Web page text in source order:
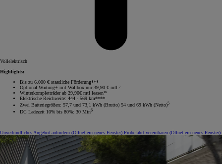
Vollelektrisch
Highlights:
Bis zu 6.000 € staatliche Förderung***
Optional Wartung+ mit Wallbox nur 39,90 € mtl.⁷
Winterkompletträder ab 29,90€ mtl leasen¹⁵
Elektrische Reichweite: 444 - 569 km****
Zwei Batteriegrößen: 57,7 und 73,1 kWh (Brutto) 54 und 69 kWh (Netto)5
DC Ladezeit 10% bis 80%: 30 Min6
Unverbindliches Angebot anfordern (Öffnet ein neues Fenster) Probefahrt vereinbaren (Öffnet ein neues Fenster)